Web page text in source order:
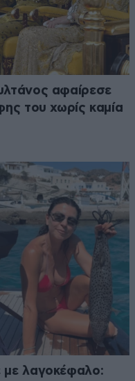
αφαίρεσε
του χωρίς καμία
με λαγοκέφαλο: